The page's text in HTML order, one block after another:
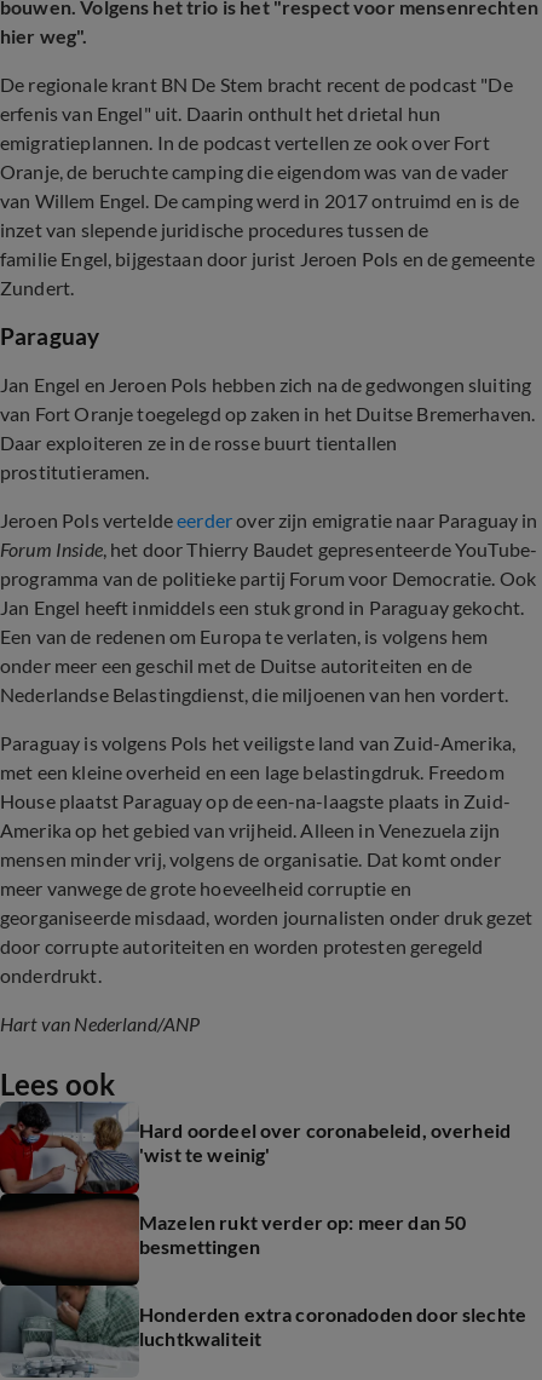
bouwen. Volgens het trio is het "respect voor mensenrechten
hier weg".
De regionale krant BN De Stem bracht recent de podcast "De
erfenis van Engel" uit. Daarin onthult het drietal hun
emigratieplannen. In de podcast vertellen ze ook over Fort
Oranje, de beruchte camping die eigendom was van de vader
van Willem Engel. De camping werd in 2017 ontruimd en is de
inzet van slepende juridische procedures tussen de
familie Engel, bijgestaan door jurist Jeroen Pols en de gemeente
Zundert.
Paraguay
Jan Engel en Jeroen Pols hebben zich na de gedwongen sluiting
van Fort Oranje toegelegd op zaken in het Duitse Bremerhaven.
Daar exploiteren ze in de rosse buurt tientallen
prostitutieramen.
Jeroen Pols verteldeeerderover zijn emigratie naar Paraguay in
Forum Inside, het door Thierry Baudet gepresenteerde YouTube-
programma van de politieke partij Forum voor Democratie. Ook
Jan Engel heeft inmiddels een stuk grond in Paraguay gekocht.
Een van de redenen om Europa te verlaten, is volgens hem
onder meer een geschil met de Duitse autoriteiten en de
Nederlandse Belastingdienst, die miljoenen van hen vordert.
Paraguay is volgens Pols het veiligste land van Zuid-Amerika,
met een kleine overheid en een lage belastingdruk. Freedom
House plaatst Paraguay op de een-na-laagste plaats in Zuid-
Amerika op het gebied van vrijheid. Alleen in Venezuela zijn
mensen minder vrij, volgens de organisatie. Dat komt onder
meer vanwege de grote hoeveelheid corruptie en
georganiseerde misdaad, worden journalisten onder druk gezet
door corrupte autoriteiten en worden protesten geregeld
onderdrukt.
Hart van Nederland/ANP
Lees ook
Hard oordeel over coronabeleid, overheid
'wist te weinig'
Mazelen rukt verder op: meer dan 50
besmettingen
Honderden extra coronadoden door slechte
luchtkwaliteit